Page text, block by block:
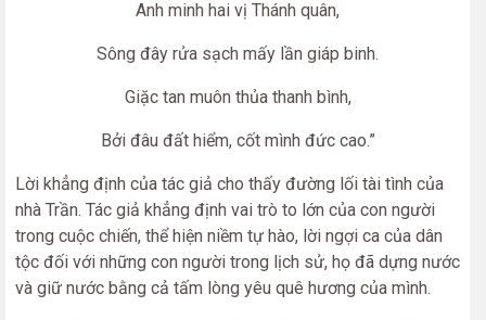
Anh minh hai vị Thánh quân,
Sông đây rửa sạch mấy lần giáp binh.
Giặc tan muôn thủa thanh bình,
Bởi đâu đất hiểm, cốt mình đức cao.”
Lời khẳng định của tác giả cho thấy đường lối tài tình của
nhà Trần. Tác giả khẳng định vai trò to lớn của con người
trong cuộc chiến, thể hiện niềm tự hào, lời ngợi ca của dân
tộc đối với những con người trong lịch sử, họ đã dựng nước
và giữ nước bằng cả tấm lòng yêu quê hương của mình.